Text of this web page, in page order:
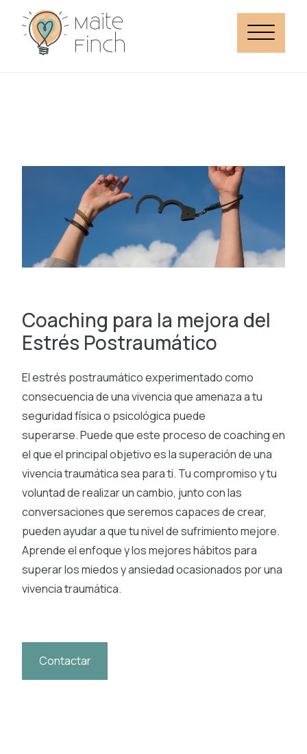
Coaching para la mejora del
Estrés Postraumático
El estrés postraumático experimentado como
consecuencia de una vivencia que amenaza a tu
seguridad física o psicológica puede
superarse. Puede que este proceso de coaching en
el que el principal objetivo es la superación de una
vivencia traumática sea para ti. Tu compromiso y tu
voluntad de realizar un cambio, junto con las
conversaciones que seremos capaces de crear,
pueden ayudar a que tu nivel de sufrimiento mejore.
Aprende el enfoque y los mejores hábitos para
superar los miedos y ansiedad ocasionados por una
vivencia traumática.
Contactar